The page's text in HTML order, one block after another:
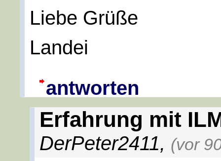
Liebe Grüße
Landei
antworten
Erfahrung mit
DerPeter2411, (vor